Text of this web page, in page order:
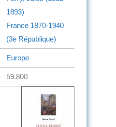
1893)
France 1870-1940
(3e République)
Europe
59.800